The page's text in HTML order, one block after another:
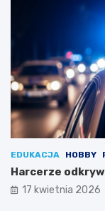
EDUKACJA HOBBY
Harcerze
17 kwietnia 2026